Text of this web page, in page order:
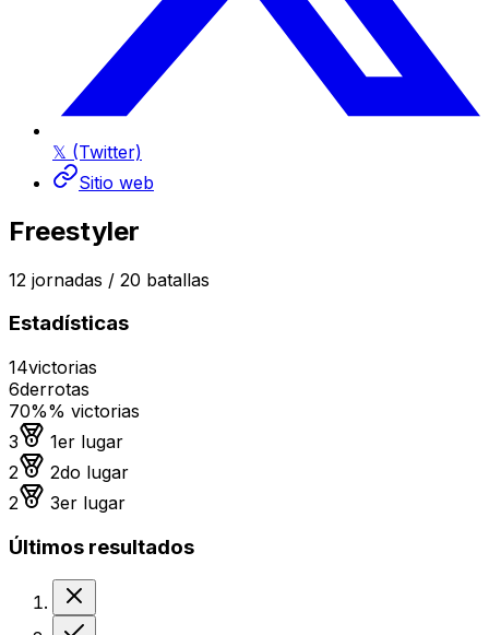
𝕏 (Twitter)
Sitio web
Freestyler
12 jornadas / 20 batallas
Estadísticas
14victorias
6derrotas
70%% victorias
3
Medalla de oro
1er lugar
2
Medalla de plata
2do lugar
2
Medalla de bronce
3er lugar
Últimos resultados